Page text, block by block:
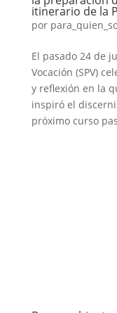
itinerario de la
por
El pasado 24 de
Vocación (SPV)
y reflexión en la
inspiró el
próximo curso